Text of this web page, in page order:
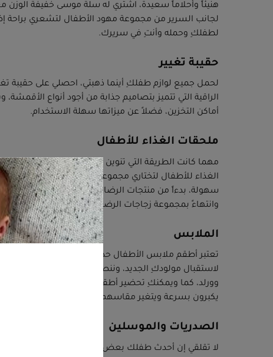
هنيئاً وأحلاماً سعيدة، اشتري له سلة موسى خفيفة الوزن
لجانب السرير من مجموعة مهود الأطفال لتشعري براحة
لطفلكِ وحمله وأنتِ في سريرك.
حقيبة تغيير
لحمل جميع لوازم طفلكِ أينما ذهبتي، احصلي على حقيبة
الراقية التي تتميز بتصاميم جذابة من أجود أنواع
أماكن التخزين، فضلاً عن ميزاتها سهلة الاستخدام.
ملحقات الغذاء للأطفال
مهما كانت الطريقة التي تنوين استخدامها لتغذية
الغذاء للأطفال لتختاري مجموعة من المستلزمات
سهولة، بدءاً من منتجات الرضاعة الطبيعية التي تشمل
وانتهاءً بمجموعة زجاجات الرضاعة وملحقاتها.
الملابس
تعتبر أطقم ملابس الأطفال حديثي الولادة من أهم الأمور
لاستقبال مولودكِ الجديد، وننصحكِ باختيار أطقم مريحة
وورلد، كما ويمكنكِ تحضير أطقم ملابس الأطفال الرضع منذ
يكبرون بسرعة ويتغير مقاسهم باستمرار، لذلك يجب أن
الصدريات والموسلين
لا تقلقي إن أحدث طفلك بعض الفوضى أثناء الرضاعة أو